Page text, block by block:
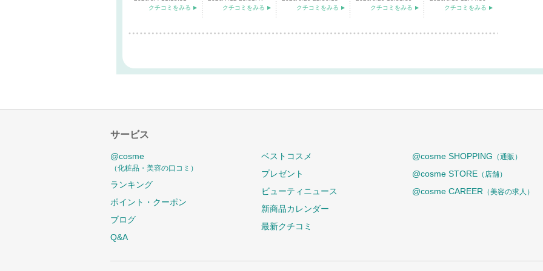
クチコミをみる
クチコミをみる
クチコミをみる
クチコミをみる
クチコミをみる
サービス
@cosme
（化粧品・美容の口コミ）
ランキング
ポイント・クーポン
ブログ
Q&A
ベストコスメ
プレゼント
ビューティニュース
新商品カレンダー
最新クチコミ
@cosme SHOPPING （通販）
@cosme STORE （店舗）
@cosme CAREER （美容の求人）